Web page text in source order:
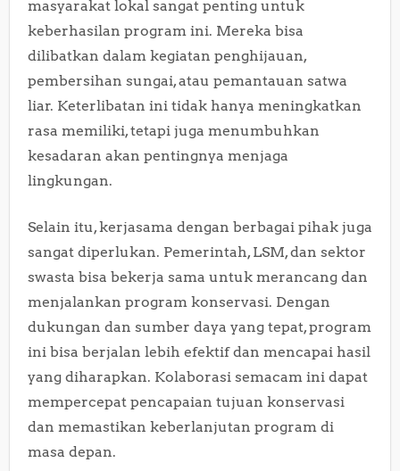
masyarakat lokal sangat penting untuk
keberhasilan program ini. Mereka bisa
dilibatkan dalam kegiatan penghijauan,
pembersihan sungai, atau pemantauan satwa
liar. Keterlibatan ini tidak hanya meningkatkan
rasa memiliki, tetapi juga menumbuhkan
kesadaran akan pentingnya menjaga
lingkungan.
Selain itu, kerjasama dengan berbagai pihak juga
sangat diperlukan. Pemerintah, LSM, dan sektor
swasta bisa bekerja sama untuk merancang dan
menjalankan program konservasi. Dengan
dukungan dan sumber daya yang tepat, program
ini bisa berjalan lebih efektif dan mencapai hasil
yang diharapkan. Kolaborasi semacam ini dapat
mempercepat pencapaian tujuan konservasi
dan memastikan keberlanjutan program di
masa depan.